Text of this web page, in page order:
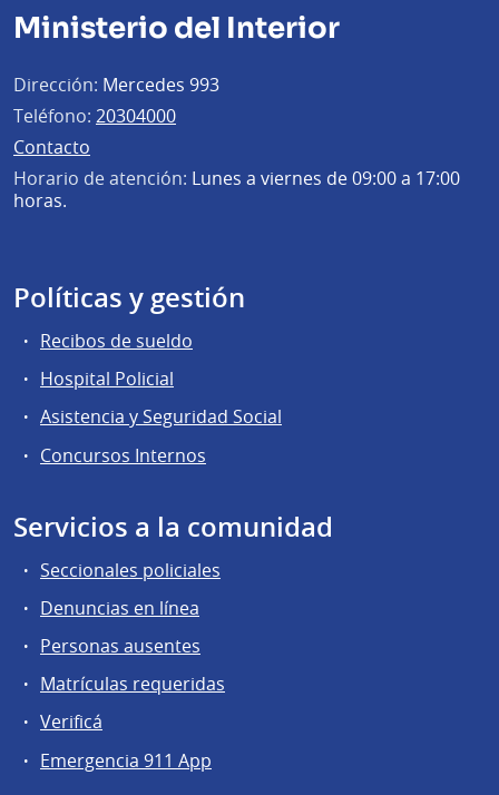
Ministerio del Interior
Dirección: Mercedes 993
Teléfono: 20304000
Contacto
Horario de atención: Lunes a viernes de 09:00 a 17:00
horas.
Políticas y gestión
Recibos de sueldo
Hospital Policial
Asistencia y Seguridad Social
Concursos Internos
Servicios a la comunidad
Seccionales policiales
Denuncias en línea
Personas ausentes
Matrículas requeridas
Verificá
Emergencia 911 App